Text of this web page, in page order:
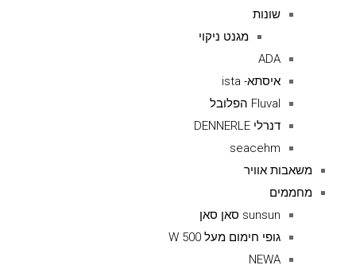
שונות
מגנט ניקוי
ADA
איסתא- ista
Fluval הפלובל
דנרלי DENNERLE
seacehm
משאבות אוויר
מחממים
sunsun סאן סאן
גופי חימום מעל 500 W
NEWA